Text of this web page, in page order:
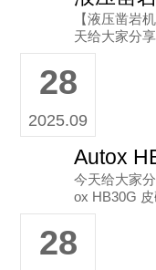
【液压凿岩
天给大家分
ox皮碗
图
28
2025.09
今天给大家
ox HB30G 皮碗（
破碎锤的重
高效运
28